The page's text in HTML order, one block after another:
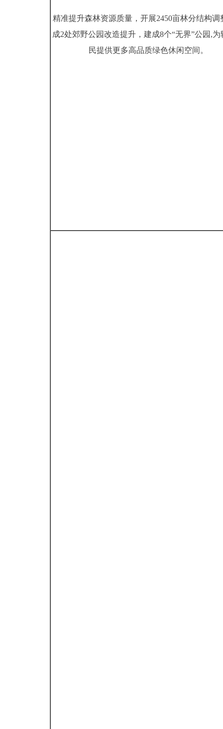
精准提升森林资源质量，开展2450亩林分结构调
成2处郊野公园改造提升，建成8个“无界”公园,为
民提供更多高品质绿色休闲空间。